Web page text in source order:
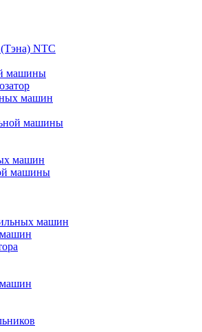
NTC
машины
машин
машины
машин
машины
машин